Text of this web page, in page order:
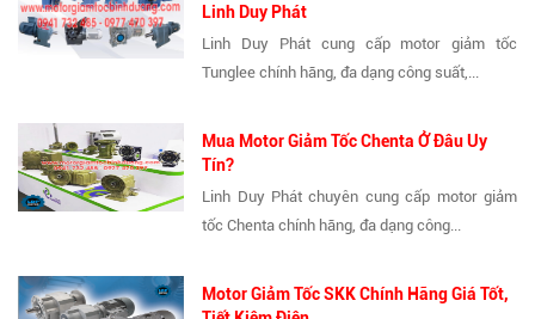
Linh Duy Phát
Linh Duy Phát cung cấp motor giảm tốc
Tunglee chính hãng, đa dạng công suất,...
Mua Motor Giảm Tốc Chenta Ở Đâu Uy
Tín?
Linh Duy Phát chuyên cung cấp motor giảm
tốc Chenta chính hãng, đa dạng công...
Motor Giảm Tốc SKK Chính Hãng Giá Tốt,